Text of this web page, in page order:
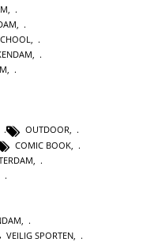
,
,
,
,
OUTDOOR,
COMIC BOOK
VEILIG SPORTEN